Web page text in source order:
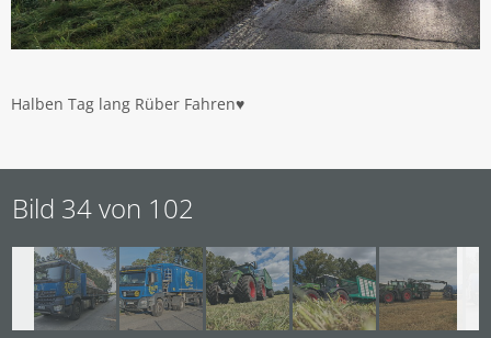
Halben Tag lang Rüber Fahren♥️
Bild 34 von 102